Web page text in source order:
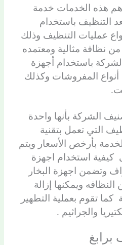
هذه الخدمات خدمة
التنظيف باستخدام
عمليات التنظيف وذلك
من نظافة مثالية ومعتمده
باستخدام أجهزة
المفروشات وكذلك
الشركة بأنها واحدة
التي تعمل بتقنية
بأرخص الأسعار ويتم
استخدام اجهزة
وتضمن اجهزة البخار
ويمكنها إزالة
تقوم بعملية التطهير
والجراثيم .
برابغ